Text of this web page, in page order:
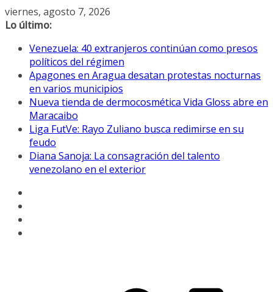
Saltar
al
viernes, agosto 7, 2026
Lo último:
Venezuela: 40 extranjeros continúan como presos
políticos del régimen
Apagones en Aragua desatan protestas nocturnas
en varios municipios
Nueva tienda de dermocosmética Vida Gloss abre en
Maracaibo
Liga FutVe: Rayo Zuliano busca redimirse en su
feudo
Diana Sanoja: La consagración del talento
venezolano en el exterior